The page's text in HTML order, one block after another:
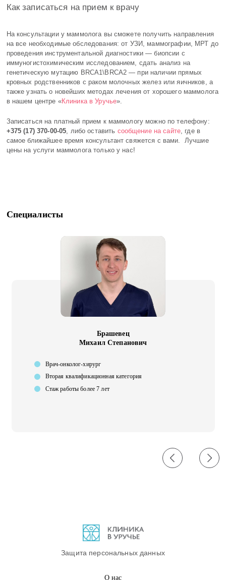
Как записаться на прием к врачу
На консультации у маммолога вы сможете получить направления
на все необходимые обследования: от УЗИ, маммографии, МРТ до
проведения инструментальной диагностики ― биопсии с
иммуногистохимическим исследованием, сдать анализ на
генетическую мутацию BRCA1\BRCA2 — при наличии прямых
кровных родственников с раком молочных желез или яичников, а
также узнать о новейших методах лечения от хорошего маммолога
в нашем центре «Клиника в Уручье».
Записаться на платный прием к маммологу можно по телефону:
+375 (17) 370-00-05, либо оставить сообщение на сайте, где в
самое ближайшее время консультант свяжется с вами. Лучшие
цены на услуги маммолога только у нас!
Специалисты
Брашевец
Михаил Степанович
Врач-онколог-хирург
Вторая квалификационная категория
Стаж работы более 7 лет
Защита персональных данных
О нас